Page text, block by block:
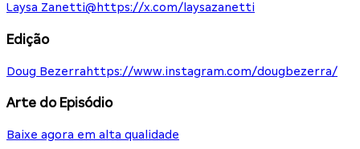
Laysa Zanetti@ https://x.com/laysazanetti
Edição
Doug Bezerra https://www.instagram.com/dougbezerra/
Arte do Episódio
Baixe agora em alta qualidade